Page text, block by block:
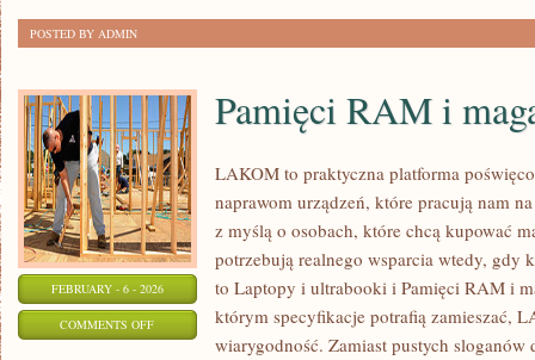
POSTED BY ADMIN
FEBRUARY - 6 - 2026
COMMENTS OFFON
Pamięci RAM i
LAKOM to praktyczna platforma
naprawom urządzeń, które pracują nam
z myślą o osobach, które chcą kupować
potrzebują realnego wsparcia wtedy, gdy
to Laptopy i ultrabooki i Pamięci RAM i
którym specyfikacje potrafią zamieszać,
wiarygodność. Zamiast pustych sloganów